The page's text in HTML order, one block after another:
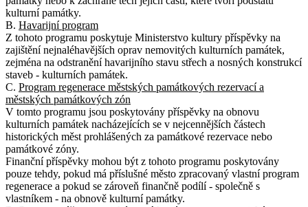
kulturní památky.
B. Havarijní program
Z tohoto programu poskytuje Ministerstvo kultury příspěvky na
zajištění nejnaléhavějších oprav nemovitých kulturních památek,
zejména na odstranění havarijního stavu střech a nosných konstrukcí
staveb - kulturních památek.
C. Program regenerace městských památkových rezervací a
městských památkových zón
V tomto programu jsou poskytovány příspěvky na obnovu
kulturních památek nacházejících se v nejcennějších částech
historických měst prohlášených za památkové rezervace nebo
památkové zóny.
Finanční příspěvky mohou být z tohoto programu poskytovány
pouze tehdy, pokud má příslušné město zpracovaný vlastní program
regenerace a pokud se zároveň finančně podílí - společně s
vlastníkem - na obnově kulturní památky.